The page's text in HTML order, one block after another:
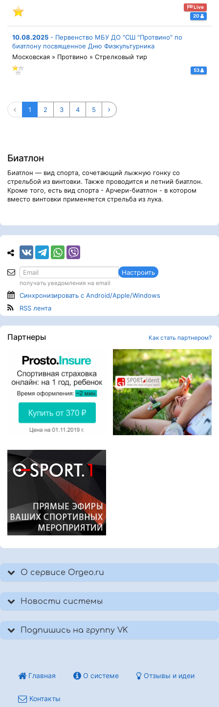
Live
20
10.08.2025 - Первенство МБУ ДО "СШ "Протвино" по
биатлону посвященное Дню Физкультурника
Московская » Протвино » Стрелковый тир
53
1 2 3 4 5
Биатлон
Биатлон — вид спорта, сочетающий лыжную гонку со
стрельбой из винтовки. Также проводится и летний биатлон.
Кроме того, есть вид спорта - Арчери-биатлон - в котором
вместо винтовки применяется стрельба из лука.
Настроить
получать уведомления на email
Синхронизировать с Android/Apple/Windows
RSS лента
Партнеры Как стать партнером?
О сервисе Orgeo.ru
Новости системы
Подпишись на группу VK
Главная О системе Отзывы и идеи
Контакты